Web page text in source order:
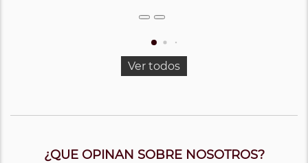
Ver todos
¿QUE OPINAN SOBRE NOSOTROS?